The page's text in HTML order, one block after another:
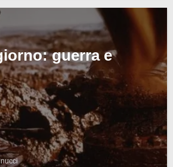
guerra e